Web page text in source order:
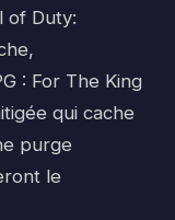
of Duty:
: For The King
qui cache
purge
le